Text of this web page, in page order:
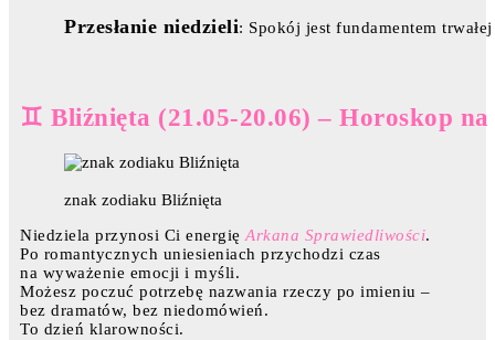
Przesłanie niedzieli: Spokój jest fundamentem
♊ Bliźnięta (21.05-20.06) – Horoskop
znak zodiaku Bliźnięta
Niedziela przynosi Ci energię Arkana Sprawiedliwości.
Po romantycznych uniesieniach przychodzi czas
na wyważenie emocji i myśli.
Możesz poczuć potrzebę nazwania rzeczy po imieniu –
bez dramatów, bez niedomówień.
To dzień klarowności.